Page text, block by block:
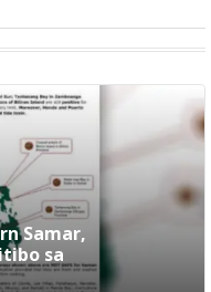
Samar,
sa